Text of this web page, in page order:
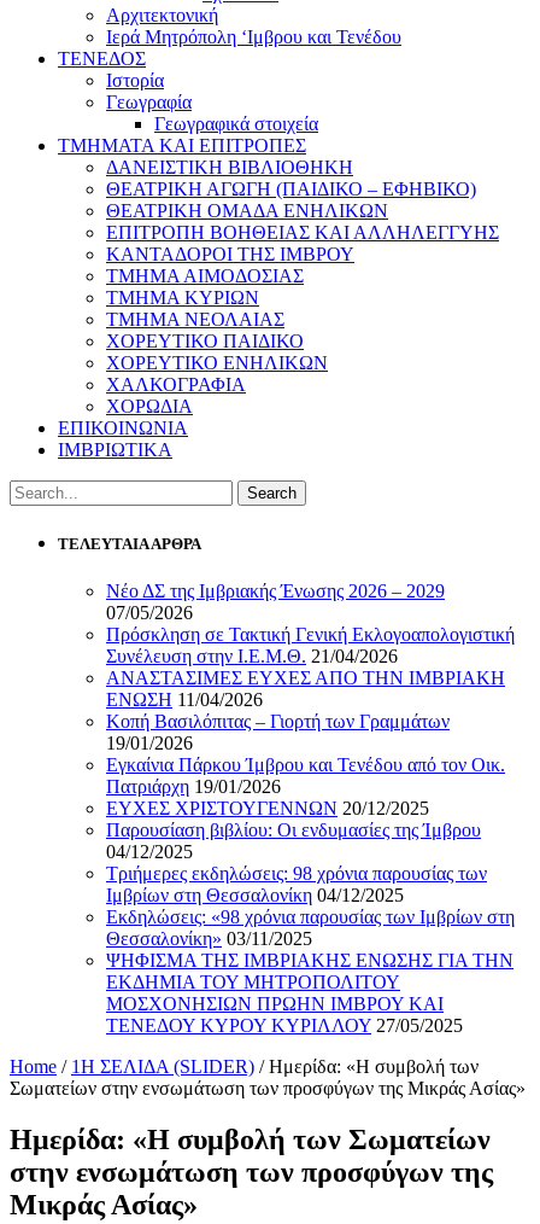
Αρχιτεκτονική
Ιερά Μητρόπολη ‘Ιμβρου και Τενέδου
ΤΕΝΕΔΟΣ
Ιστορία
Γεωγραφία
Γεωγραφικά στοιχεία
ΤΜΗΜΑΤΑ ΚΑΙ ΕΠΙΤΡΟΠΕΣ
ΔΑΝΕΙΣΤΙΚΗ ΒΙΒΛΙΟΘΗΚΗ
ΘΕΑΤΡΙΚΗ ΑΓΩΓΗ (ΠΑΙΔΙΚΟ – ΕΦΗΒΙΚΟ)
ΘΕΑΤΡΙΚΗ ΟΜΑΔΑ ΕΝΗΛΙΚΩΝ
ΕΠΙΤΡΟΠΗ ΒΟΗΘΕΙΑΣ ΚΑΙ ΑΛΛΗΛΕΓΓΥΗΣ
ΚΑΝΤΑΔΟΡΟΙ ΤΗΣ ΙΜΒΡΟΥ
ΤΜΗΜΑ ΑΙΜΟΔΟΣΙΑΣ
ΤΜΗΜΑ ΚΥΡΙΩΝ
ΤΜΗΜΑ ΝΕΟΛΑΙΑΣ
ΧΟΡΕΥΤΙΚΟ ΠΑΙΔΙΚΟ
ΧΟΡΕΥΤΙΚΟ ΕΝΗΛΙΚΩΝ
ΧΑΛΚΟΓΡΑΦΙΑ
ΧΟΡΩΔΙΑ
ΕΠΙΚΟΙΝΩΝΙΑ
ΙΜΒΡΙΩΤΙΚΑ
ΤΕΛΕΥΤΑΙΑ ΑΡΘΡΑ
Νέο ΔΣ της Ιμβριακής Ένωσης 2026 – 2029
07/05/2026
Πρόσκληση σε Τακτική Γενική Εκλογοαπολογιστική
Συνέλευση στην Ι.Ε.Μ.Θ. 21/04/2026
ΑΝΑΣΤΑΣΙΜΕΣ ΕΥΧΕΣ ΑΠΟ ΤΗΝ ΙΜΒΡΙΑΚΗ
ΕΝΩΣΗ 11/04/2026
Κοπή Βασιλόπιτας – Γιορτή των Γραμμάτων
19/01/2026
Εγκαίνια Πάρκου Ίμβρου και Τενέδου από τον Οικ.
Πατριάρχη 19/01/2026
ΕΥΧΕΣ ΧΡΙΣΤΟΥΓΕΝΝΩΝ 20/12/2025
Παρουσίαση βιβλίου: Οι ενδυμασίες της Ίμβρου
04/12/2025
Τριήμερες εκδηλώσεις: 98 χρόνια παρουσίας των
Ιμβρίων στη Θεσσαλονίκη 04/12/2025
Εκδηλώσεις: «98 χρόνια παρουσίας των Ιμβρίων στη
Θεσσαλονίκη» 03/11/2025
ΨΗΦΙΣΜΑ ΤΗΣ ΙΜΒΡΙΑΚΗΣ ΕΝΩΣΗΣ ΓΙΑ ΤΗΝ
ΕΚΔΗΜΙΑ ΤΟΥ ΜΗΤΡΟΠΟΛΙΤΟΥ
ΜΟΣΧΟΝΗΣΙΩΝ ΠΡΩΗΝ ΙΜΒΡΟΥ ΚΑΙ
ΤΕΝΕΔΟΥ ΚΥΡΟΥ ΚΥΡΙΛΛΟΥ 27/05/2025
Home / 1Η ΣΕΛΙΔΑ (SLIDER) /Ημερίδα: «Η συμβολή των
Σωματείων στην ενσωμάτωση των προσφύγων της Μικράς Ασίας»
Ημερίδα: «Η συμβολή των Σωματείων
στην ενσωμάτωση των προσφύγων της
Μικράς Ασίας»